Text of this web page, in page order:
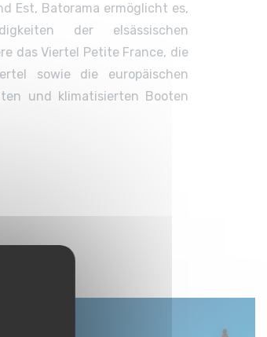
Est, Batorama ermöglicht es,
der elsässischen
das Viertel Petite France, die
sowie die europäischen
und klimatisierten Booten